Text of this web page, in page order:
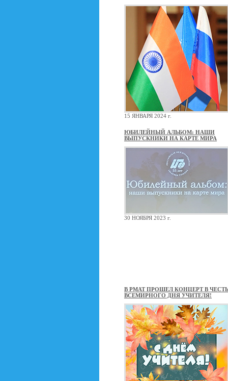
15 ЯНВАРЯ 2024 г.
ЮБИЛЕЙНЫЙ АЛЬБОМ: НАШИ
ВЫПУСКНИКИ НА КАРТЕ МИРА
30 НОЯБРЯ 2023 г.
В РМАТ ПРОШЕЛ КОНЦЕРТ В ЧЕСТЬ
ВСЕМИРНОГО ДНЯ УЧИТЕЛЯ!